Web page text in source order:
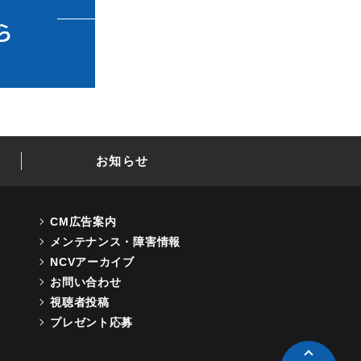
お知らせ
CM広告案内
メンテナンス・障害情報
NCVアーカイブ
お問い合わせ
視聴者投稿
プレゼント応募